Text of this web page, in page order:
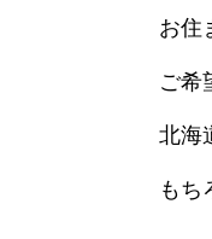
お住
ご希
北海
もち